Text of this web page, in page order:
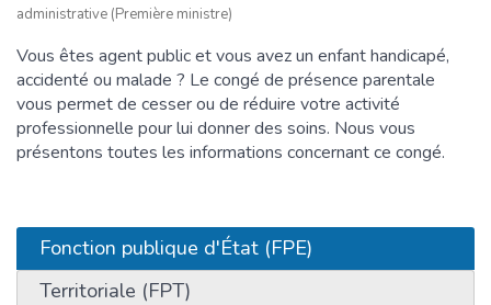
administrative (Première ministre)
Vous êtes agent public et vous avez un enfant handicapé,
accidenté ou malade ? Le congé de présence parentale
vous permet de cesser ou de réduire votre activité
professionnelle pour lui donner des soins. Nous vous
présentons toutes les informations concernant ce congé.
Fonction publique d'État (FPE)
Territoriale (FPT)